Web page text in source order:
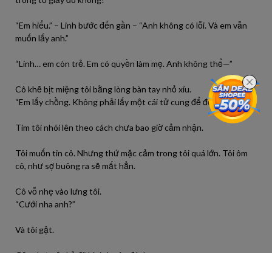
“Em hiểu.” – Linh bước đến gần – “Anh không có lỗi. Và em vẫn
muốn lấy anh.”
“Linh… em còn trẻ. Em có quyền làm mẹ. Anh không thể—”
Cô khẽ bịt miệng tôi bằng lòng bàn tay nhỏ xíu.
“Em lấy chồng. Không phải lấy một cái tử cung để đẻ con.”
Tim tôi nhói lên theo cách chưa bao giờ cảm nhận.
Tôi muốn tin cô. Nhưng thứ mặc cảm trong tôi quá lớn. Tôi ôm
cô, như sợ buông ra sẽ mất hẳn.
Cô vỗ nhẹ vào lưng tôi.
“Cưới nha anh?”
Và tôi gật.